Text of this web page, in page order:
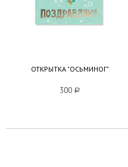
ОТКРЫТКА "ОСЬМИНОГ"
300 a